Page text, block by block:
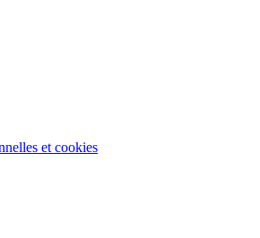
et cookies